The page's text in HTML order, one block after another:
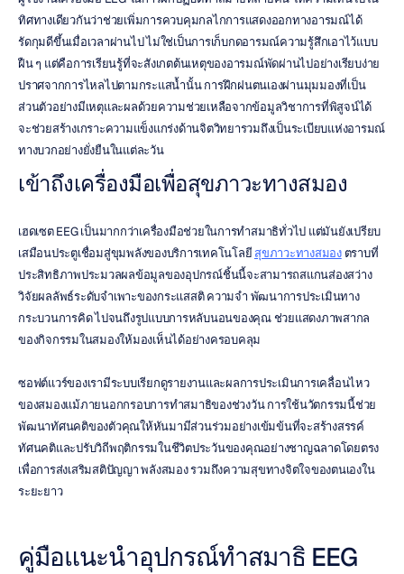
ทิศทางเดียวกันว่าช่วยเพิ่มการควบคุมกลไกการแสดงออกทางอารมณ์ได้
รัดกุมดีขึ้นเมื่อเวลาผ่านไป ไม่ใช่เป็นการเก็บกดอารมณ์ความรู้สึกเอาไว้แบบ
ฝืน ๆ แต่คือการเรียนรู้ที่จะสังเกตต้นเหตุของอารมณ์พัดผ่านไปอย่างเรียบง่าย
ปราศจากการไหลไปตามกระแสน้ำนั้น การฝึกฝนตนเองผ่านมุมมองที่เป็น
ส่วนตัวอย่างมีเหตุและผลด้วยความช่วยเหลือจากข้อมูลวิชาการที่พิสูจน์ได้
จะช่วยสร้างเกราะความแข็งแกร่งด้านจิตวิทยารวมถึงเป็นระเบียบแห่งอารมณ์
ทางบวกอย่างยั่งยืนในแต่ละวัน
เข้าถึงเครื่องมือเพื่อสุขภาวะทางสมอง
เฮดเซต EEG เป็นมากกว่าเครื่องมือช่วยในการทำสมาธิทั่วไป แต่มันยังเปรียบ
เสมือนประตูเชื่อมสู่ขุมพลังของบริการเทคโนโลยี สุขภาวะทางสมอง ตราบที่
ประสิทธิภาพประมวลผลข้อมูลของอุปกรณ์ชิ้นนี้จะสามารถสแกนส่องสว่าง
วิจัยผลลัพธ์ระดับจำเพาะของกระแสสติ ความจำ พัฒนาการประเมินทาง
กระบวนการคิด ไปจนถึงรูปแบบการหลับนอนของคุณ ช่วยแสดงภาพสากล
ของกิจกรรมในสมองให้มองเห็นได้อย่างครอบคลุม
ซอฟต์แวร์ของเรามีระบบเรียกดูรายงานและผลการประเมินการเคลื่อนไหว
ของสมองแม้ภายนอกกรอบการทำสมาธิของช่วงวัน การใช้นวัตกรรมนี้ช่วย
พัฒนาทัศนคติของตัวคุณให้หันมามีส่วนร่วมอย่างเข้มข้นที่จะสร้างสรรค์
ทัศนคติและปรับวิถีพฤติกรรมในชีวิตประวันของคุณอย่างชาญฉลาดโดยตรง
เพื่อการส่งเสริมสติปัญญา พลังสมอง รวมถึงความสุขทางจิตใจของตนเองใน
ระยะยาว
คู่มือแนะนำอุปกรณ์ทำสมาธิ EEG